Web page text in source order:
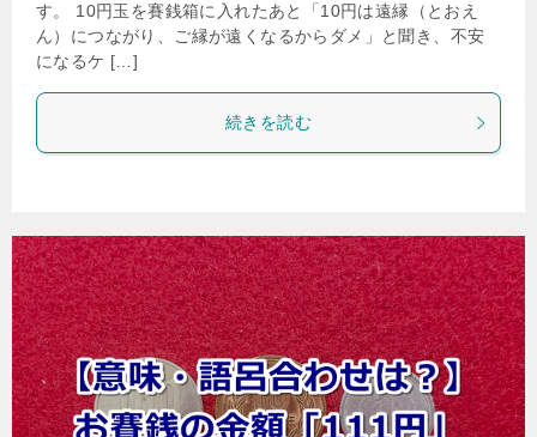
す。 10円玉を賽銭箱に入れたあと「10円は遠縁（とおえ
ん）につながり、ご縁が遠くなるからダメ」と聞き、不安
になるケ […]
続きを読む